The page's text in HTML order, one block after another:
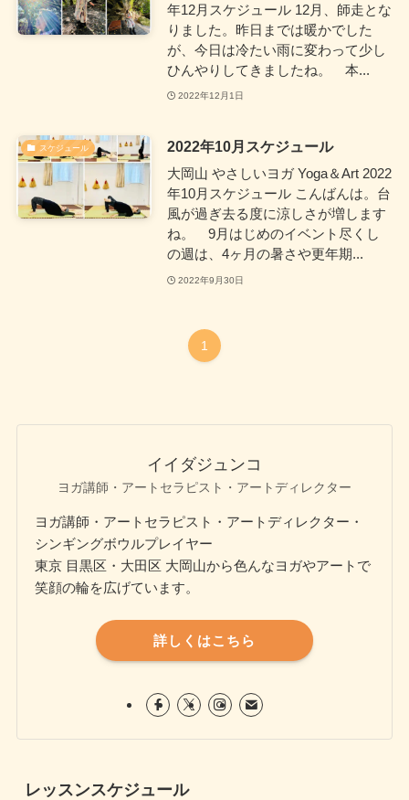
年12月スケジュール 12月、師走とな
りました。昨日までは暖かでした
が、今日は冷たい雨に変わって少し
ひんやりしてきましたね。 本...
2022年12月1日
スケジュール 2022年10月スケジュール
大岡山 やさしいヨガ Yoga＆Art 2022
年10月スケジュール こんばんは。台
風が過ぎ去る度に涼しさが増します
ね。 9月はじめのイベント尽くし
の週は、4ヶ月の暑さや更年期...
2022年9月30日
1
イイダジュンコ
ヨガ講師・アートセラピスト・アートディレクター
ヨガ講師・アートセラピスト・アートディレクター・
シンギングボウルプレイヤー
東京 目黒区・大田区 大岡山から色んなヨガやアートで
笑顔の輪を広げています。
詳しくはこちら
レッスンスケジュール